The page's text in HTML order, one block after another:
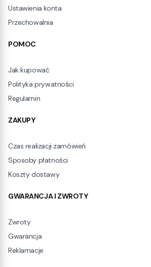
Ustawienia konta
Przechowalnia
POMOC
Jak kupować
Polityka prywatności
Regulamin
ZAKUPY
Czas realizacji zamówień
Sposoby płatności
Koszty dostawy
GWARANCJA I ZWROTY
Zwroty
Gwarancja
Reklamacje